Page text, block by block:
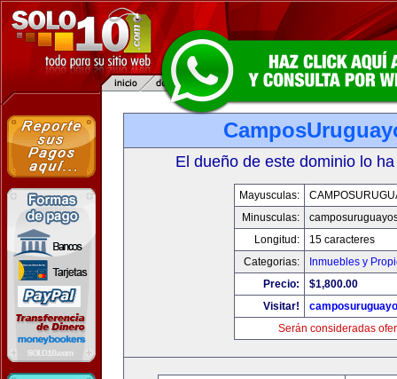
El dueño de este dominio lo
Mayusculas:
Minusculas:
Longitud:
15 caracteres
Categorias:
Inmuebles y
Precio:
$1,800.00
Visitar!
Serán consideradas